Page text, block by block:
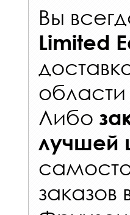
Вы
Limited
Либо
лучшей
заказов